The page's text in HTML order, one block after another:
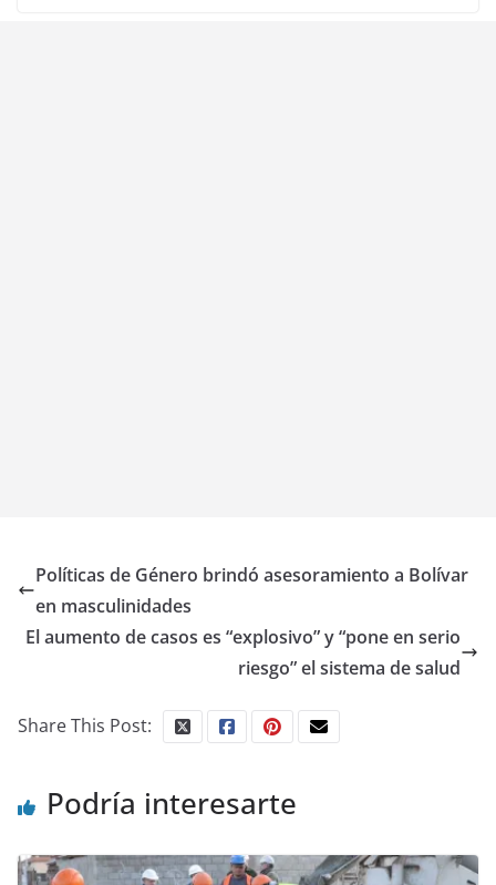
Políticas de Género brindó asesoramiento a Bolívar
en masculinidades
El aumento de casos es “explosivo” y “pone en serio
riesgo” el sistema de salud
Share This Post:
Podría interesarte